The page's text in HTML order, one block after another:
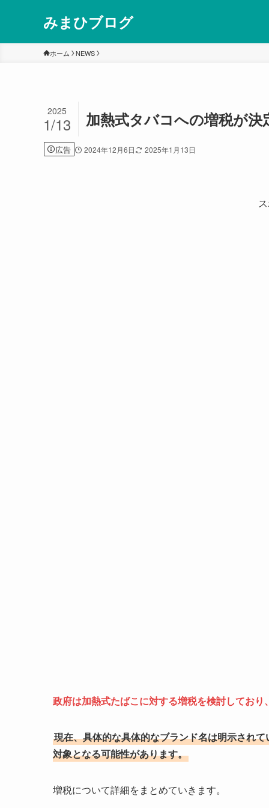
みまひブログ
ホーム NEWS
加熱式タバコへの増税が
2025
1/13
広告 2024年12月6日 2025年1月13日
政府は加熱式たばこに対する増税を検討してお
現在、具体的な具体的なブランド名は明示され
対象となる可能性があります。
増税について詳細をまとめていきます。